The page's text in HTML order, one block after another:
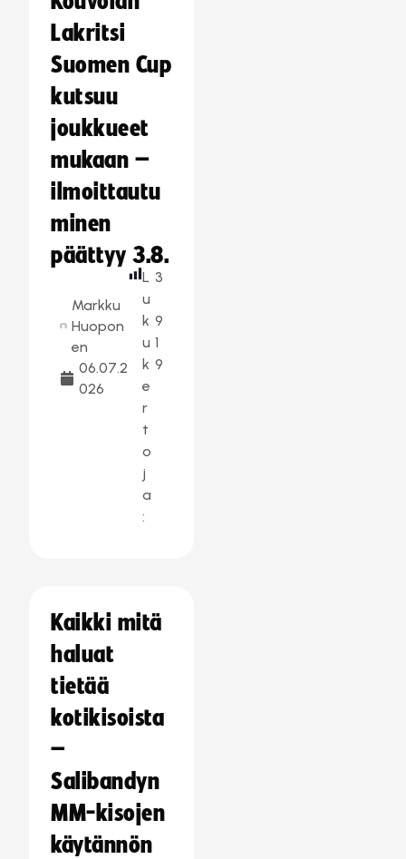
Lakritsi
Suomen Cup
kutsuu
joukkueet
mukaan –
ilmoittautu
minen
päättyy 3.8.
Markku
Huopon
en
06.07.2
026
L
u
k
u
k
e
r
t
o
j
a
:
3
9
1
9
Kaikki mitä
haluat
tietää
kotikisoista
–
Salibandyn
MM-kisojen
käytännön